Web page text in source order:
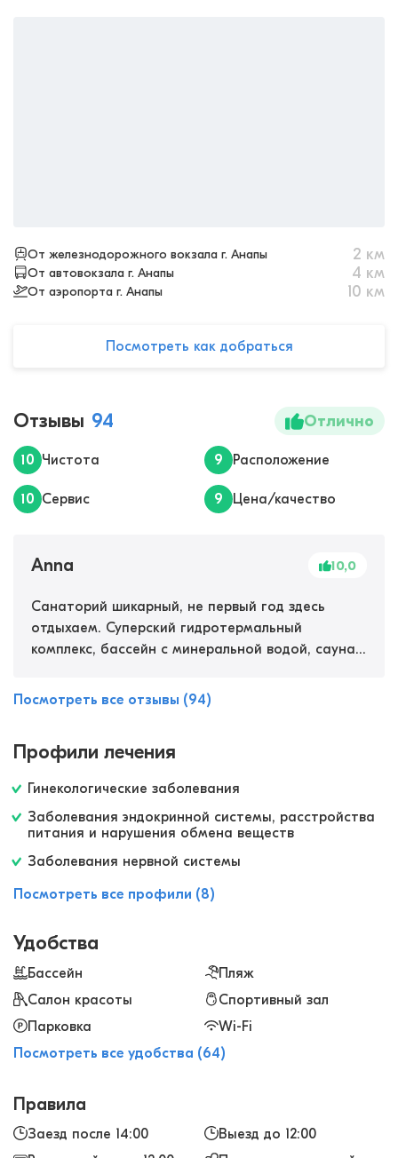
От железнодорожного вокзала г. Анапы 2 км
От автовокзала г. Анапы 4 км
От аэропорта г. Анапы 10 км
Посмотреть как добраться
Отзывы 94 Отлично
10 Чистота 9 Расположение
10 Сервис 9 Цена/качество
Anna 10,0
Санаторий шикарный, не первый год здесь
отдыхаем. Суперский гидротермальный
комплекс, бассейн с минеральной водой, сауна,
бювет, грязи, массажи. Еда - шведский стол, все
вкусно, разнообразно. Море совсем рядом.
детей аниматоры, боулинг, бильярд, кинозал,
Посмотреть все отзывы (94)
Профили лечения
Гинекологические заболевания
Заболевания эндокринной системы, расстройства
питания и нарушения обмена веществ
Заболевания нервной системы
Посмотреть все профили (8)
Удобства
Бассейн
Пляж
Салон красоты
Спортивный зал
Парковка
Wi-Fi
Посмотреть все удобства (64)
Правила
Заезд после 14:00
Выезд до 12:00